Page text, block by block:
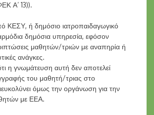
Α’ 13)).
ΚΕΣΥ, ή δημόσιο ιατροπαιδαγωγικό
δημόσια υπηρεσία, εφόσον
μαθητών/τριών με αναπηρία ή
ανάγκες.
η γνωμάτευση αυτή δεν αποτελεί
του μαθητή/τριας στο
όμως την οργάνωση για την
με ΕΕΑ.